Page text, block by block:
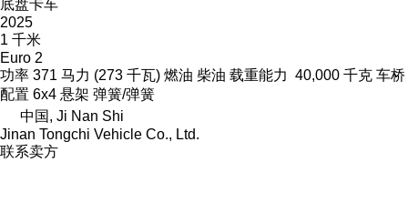
底盘卡车
2025
1 千米
Euro 2
功率 371 马力 (273 千瓦) 燃油 柴油 载重能力 40,000 千克 车桥
配置 6x4 悬架 弹簧/弹簧
中国, Ji Nan Shi
Jinan Tongchi Vehicle Co., Ltd.
联系卖方